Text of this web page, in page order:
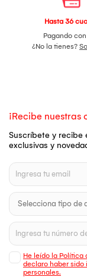
Hasta 36
Pagando
¿No la tienes?
¡Recibe nuestras
Suscríbete y recibe
exclusivas y
He leído la Política
declaro haber sido
personales.